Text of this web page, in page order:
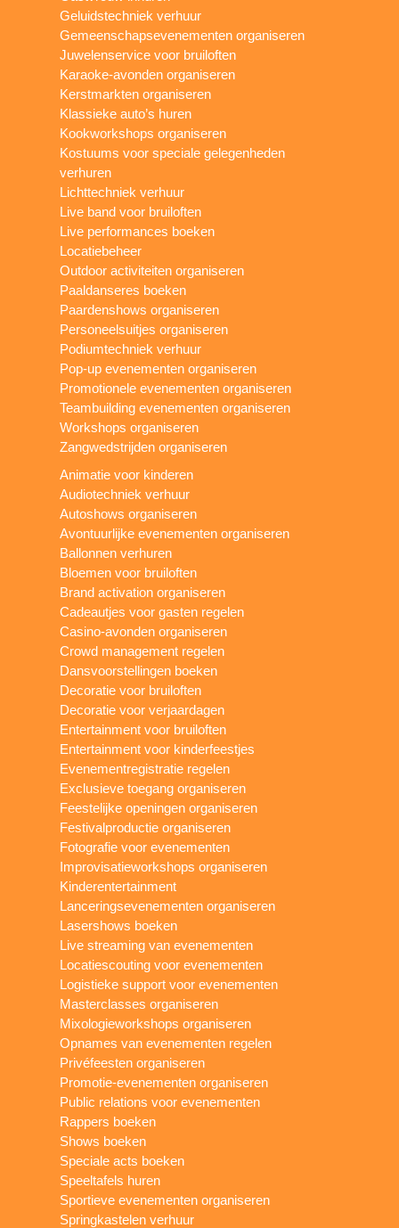
Geluidstechniek verhuur
Gemeenschapsevenementen organiseren
Juwelenservice voor bruiloften
Karaoke-avonden organiseren
Kerstmarkten organiseren
Klassieke auto’s huren
Kookworkshops organiseren
Kostuums voor speciale gelegenheden
verhuren
Lichttechniek verhuur
Live band voor bruiloften
Live performances boeken
Locatiebeheer
Outdoor activiteiten organiseren
Paaldanseres boeken
Paardenshows organiseren
Personeelsuitjes organiseren
Podiumtechniek verhuur
Pop-up evenementen organiseren
Promotionele evenementen organiseren
Teambuilding evenementen organiseren
Workshops organiseren
Zangwedstrijden organiseren
Animatie voor kinderen
Audiotechniek verhuur
Autoshows organiseren
Avontuurlijke evenementen organiseren
Ballonnen verhuren
Bloemen voor bruiloften
Brand activation organiseren
Cadeautjes voor gasten regelen
Casino-avonden organiseren
Crowd management regelen
Dansvoorstellingen boeken
Decoratie voor bruiloften
Decoratie voor verjaardagen
Entertainment voor bruiloften
Entertainment voor kinderfeestjes
Evenementregistratie regelen
Exclusieve toegang organiseren
Feestelijke openingen organiseren
Festivalproductie organiseren
Fotografie voor evenementen
Improvisatieworkshops organiseren
Kinderentertainment
Lanceringsevenementen organiseren
Lasershows boeken
Live streaming van evenementen
Locatiescouting voor evenementen
Logistieke support voor evenementen
Masterclasses organiseren
Mixologieworkshops organiseren
Opnames van evenementen regelen
Privéfeesten organiseren
Promotie-evenementen organiseren
Public relations voor evenementen
Rappers boeken
Shows boeken
Speciale acts boeken
Speeltafels huren
Sportieve evenementen organiseren
Springkastelen verhuur